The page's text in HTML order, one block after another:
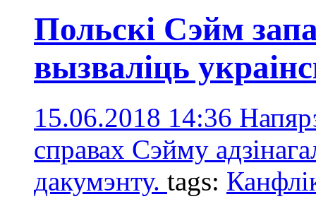
Польскі Сэйм
вызваліць
15.06.2018 14:36
справах Сэйму
дакумэнту. tags: